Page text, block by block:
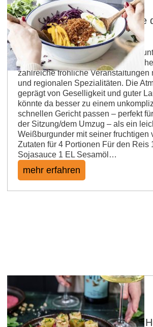
Crispy Rice Salad – bunt wie
Fastnacht
Fastnacht in Rheinhessen ist ein
Traditionen und verkleideter
zahlreiche fröhliche Veranstaltungen
und regionalen Spezialitäten. Die
geprägt von Geselligkeit und guter
könnte da besser zu einem
schnellen Gericht passen – perfekt
der Sitzung/dem Umzug – als ein
Weißburgunder mit seiner fruchtigen
Zutaten für 4 Portionen Für den Reis
Sojasauce 1 EL Sesamöl…
mehr erfahren
Verjus-Lauch auf Rote Bete